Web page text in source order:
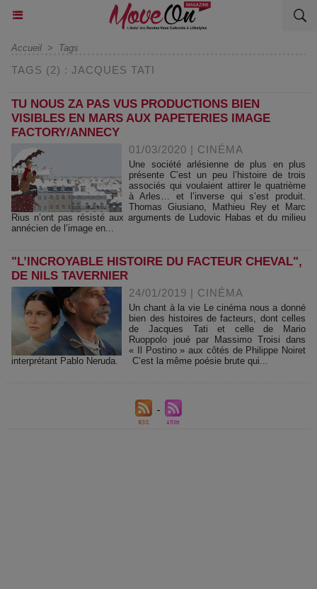
Accueil > Tags
TAGS (2) : JACQUES TATI
TU NOUS ZA PAS VUS PRODUCTIONS BIEN
VISIBLES EN MARS AUX PAPETERIES IMAGE
FACTORY/ANNECY
01/03/2020 | CINÉMA
Une société arlésienne de plus en plus
présente C’est un peu l’histoire de trois
associés qui voulaient attirer le quatrième
à Arles… et l’inverse qui s’est produit.
Thomas Giusiano, Mathieu Rey et Marc
Rius n’ont pas résisté aux arguments de Ludovic Habas et du milieu
annécien de l’image en...
"L’INCROYABLE HISTOIRE DU FACTEUR CHEVAL",
DE NILS TAVERNIER
24/01/2019 | CINÉMA
Un chant à la vie Le cinéma nous a donné
bien des histoires de facteurs, dont celles
de Jacques Tati et celle de Mario
Ruoppolo joué par Massimo Troisi dans
« Il Postino » aux côtés de Philippe Noiret
interprétant Pablo Neruda. C’est la même poésie brute qui...